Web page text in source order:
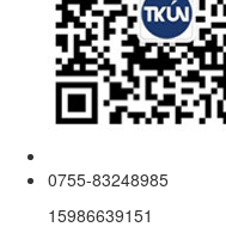
0755-83248985
15986639151